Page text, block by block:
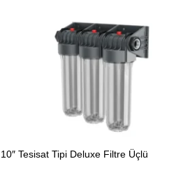
10″ Tesisat Tipi Deluxe Filtre Üçlü